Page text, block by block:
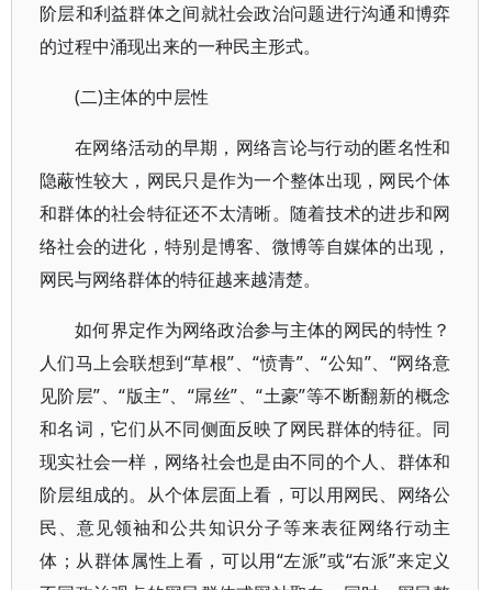
阶层和利益群体之间就社会政治问题进行沟通和博弈
的过程中涌现出来的一种民主形式。
(二)主体的中层性
在网络活动的早期，网络言论与行动的匿名性和
隐蔽性较大，网民只是作为一个整体出现，网民个体
和群体的社会特征还不太清晰。随着技术的进步和网
络社会的进化，特别是博客、微博等自媒体的出现，
网民与网络群体的特征越来越清楚。
如何界定作为网络政治参与主体的网民的特性？
人们马上会联想到“草根”、“愤青”、“公知”、“网络意
见阶层”、“版主”、“屌丝”、“土豪”等不断翻新的概念
和名词，它们从不同侧面反映了网民群体的特征。同
现实社会一样，网络社会也是由不同的个人、群体和
阶层组成的。从个体层面上看，可以用网民、网络公
民、意见领袖和公共知识分子等来表征网络行动主
体；从群体属性上看，可以用“左派”或“右派”来定义